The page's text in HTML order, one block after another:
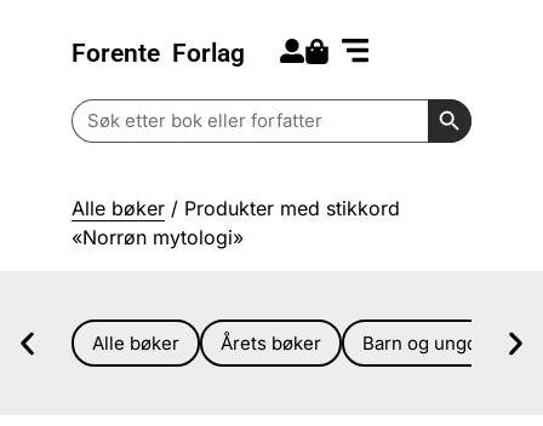
Forente Forlag
Search
for:
Search
Alle bøker / Produkter med stikkord
«Norrøn mytologi»
Alle bøker Årets bøker Barn og ungdom